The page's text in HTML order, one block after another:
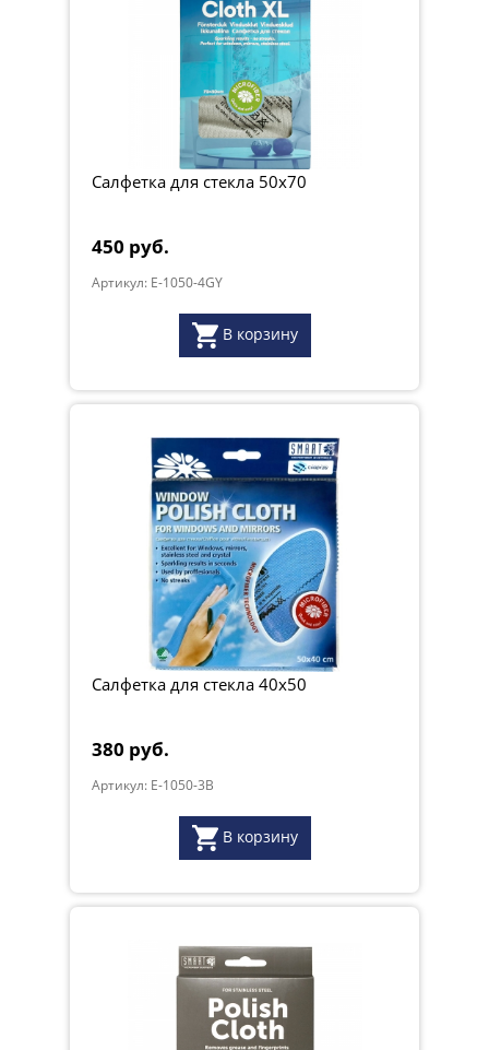
Салфетка для стекла 50x70
450 руб.
Артикул: E-1050-4GY
В корзину
Салфетка для стекла 40x50
380 руб.
Артикул: E-1050-3B
В корзину